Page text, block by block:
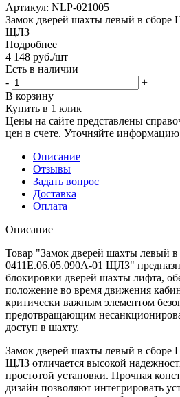
Артикул: NLP-021005
Замок дверей шахты левый в сборе
ЩЛЗ
Подробнее
4 148 руб./шт
Есть в наличии
-
+
В корзину
Купить в 1 клик
Цены на сайте представлены
цен в счете. Уточняйте
Описание
Отзывы
Задать вопрос
Доставка
Оплата
Описание
Товар "Замок дверей шахты левый
0411Е.06.05.090А-01 ЩЛЗ"
блокировки дверей шахты лифта,
положение во время движения
критически важным элементом
предотвращающим
доступ в шахту.
Замок дверей шахты левый в сборе
ЩЛЗ отличается высокой
простотой установки. Прочная
дизайн позволяют интегрировать